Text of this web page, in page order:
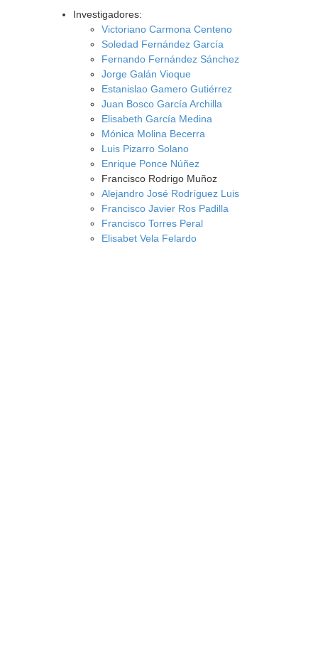
Investigadores:
Victoriano Carmona Centeno
Soledad Fernández García
Fernando Fernández Sánchez
Jorge Galán Vioque
Estanislao Gamero Gutiérrez
Juan Bosco García Archilla
Elisabeth García Medina
Mónica Molina Becerra
Luis Pizarro Solano
Enrique Ponce Núñez
Francisco Rodrigo Muñoz
Alejandro José Rodríguez Luis
Francisco Javier Ros Padilla
Francisco Torres Peral
Elisabet Vela Felardo